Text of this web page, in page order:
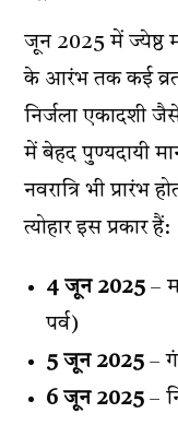
जून 2025 में ज्येष्ठ
के आरंभ तक कई
निर्जला एकादशी
में बेहद पुण्यदायी
नवरात्रि भी
त्योहार इस प्रकार हैं:
4 जून 2025 –
पर्व)
5 जून 2025 –
6 जून 2025 –